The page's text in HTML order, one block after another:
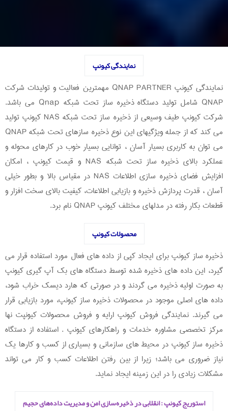
نمایندگی کیونپ
نمایندگی کیونپ QNAP PARTNER مهمترین فعالیت و تولیدات شرکت
QNAP شامل تولید دستگاه ذخیره ساز تحت شبکه Qnap می باشد.
شرکت کیونپ طیف وسیعی از ذخیره ساز تحت شبکه NAS کیونپ تولید
می کند که از جمله ویژگیهای این نوع ذخیره سازهای تحت شبکه QNAP
می توان به کاربری بسیار آسان ، توانایی بسیار خوب در کارهای محوله و
عملکرد بالای ذخیره ساز تحت شبکه NAS و قیمت کیونپ ، امکان
افزایش فضای ذخیره سازی اطلاعات NAS در مقیاس بالا و بطور خیلی
آسان ، قدرت پردازش ذخیره و بازیابی اطلاعات، کیفیت بالای سخت افزار و
قطعات بکار رفته در مدلهای مختلف کیونپ QNAP نام برد.
محصولات کیونپ
ذخیره ساز کیونپ برای ایجاد کپی از داده های فعال مورد استفاده قرار می
گیرد، این داده های ذخیره شده توسط دستگاه های بک آپ گیری کیونپ
به صورت اولیه ذخیره می گردند و در صورتی که هارد دیسک خراب شود،
داده های اصلی موجود در محصولات ذخیره ساز کیونپ، مورد بازیابی قرار
می گیرند. نمایندگی فروش کیونپ ارایه و فروش محصولات کیونپت نها
مرکز تخصصی مشاوره خدمات و راهکارهای کیونپ . استفاده از دستگاه
ذخیره ساز کیونپ در محیط های سازمانی و بسیاری از کسب و کارها یک
نیاز ضروری می باشد؛ زیرا از بین رفتن اطلاعات کسب و کار می تواند
مشکلات زیادی را در این زمینه ایجاد نماید.
استوریج کیونپ : انقلابی در ذخیره‌سازی امن و مدیریت داده‌های حجیم